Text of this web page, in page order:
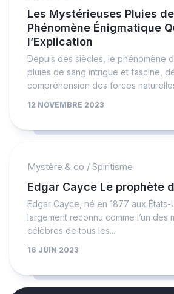
Les Mystérieuses Pluies
Phénomène Énigmatique
l’Explication
Depuis des siècles, le phénomène
pluies de sang intrigue et fascine,
compréhension des forces
12 NOVEMBRE 2023
Mystère & co / Spiritisme
Edgar Cayce Le prophète
Edgar Cayce, né en 1877 aux États-
largement reconnu comme l’un des
célèbres de tous les...
16 JUIN 2023